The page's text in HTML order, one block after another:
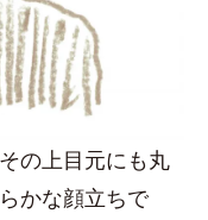
の上目元にも丸
かな顔立ちで